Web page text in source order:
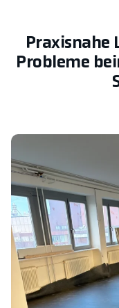
Praxisnahe
Probleme